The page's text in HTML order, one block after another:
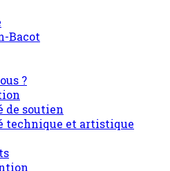
Bacot
?
de soutien
technique et artistique